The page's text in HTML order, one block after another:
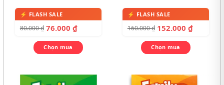
80.000₫ 76.000 ₫
Chọn mua
160.000₫ 152.000 ₫
Chọn mua